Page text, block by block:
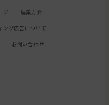
ジ 編集方針
ング広告について
お問い合わせ